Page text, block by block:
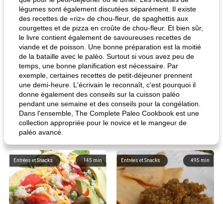
légumes sont également discutées séparément. Il existe
des recettes de «riz» de chou-fleur, de spaghettis aux
courgettes et de pizza en croûte de chou-fleur. Et bien sûr,
le livre contient également de savoureuses recettes de
viande et de poisson. Une bonne préparation est la moitié
de la bataille avec le paléo. Surtout si vous avez peu de
temps, une bonne planification est nécessaire. Par
exemple, certaines recettes de petit-déjeuner prennent
une demi-heure. L'écrivain le reconnaît, c'est pourquoi il
donne également des conseils sur la cuisson paléo
pendant une semaine et des conseils pour la congélation.
Dans l'ensemble, The Complete Paleo Cookbook est une
collection appropriée pour le novice et le mangeur de
paléo avancé.
145 min
Entrées et Snacks 495 min
Entrées et Snacks